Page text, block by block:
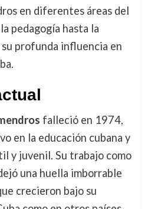
en diferentes áreas del
pedagogía hasta la
profunda influencia en
falleció en 1974,
en la educación cubana y
y juvenil. Su trabajo como
una huella imborrable
crecieron bajo su